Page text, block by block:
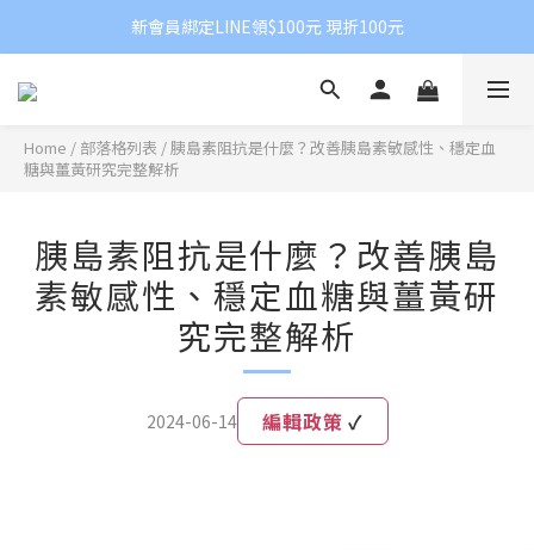
新會員綁定LINE領$100元 現折100元
Home / 部落格列表 /胰島素阻抗是什麼？改善胰島素敏感性、穩定血
糖與薑黃研究完整解析
胰島素阻抗是什麼？改善胰島
素敏感性、穩定血糖與薑黃研
究完整解析
2024-06-14 編輯政策 ✓